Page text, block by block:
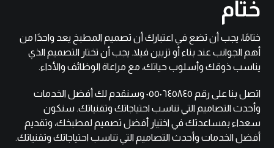
ختام
ختامًا، يجب أن تضع في اعتبارك أن تصميم المطبخ يعد واحدًا من
أهم الجوانب عند بناء أو تزيين فيلا. يجب أن تختار التصميم الذي
يناسب ذوقك وأسلوب حياتك، مع مراعاة الوظائف والأداء.
اتصل بنا على رقم ٠٥٥٠٦٤٥٨٤٥ وسنقدم لك أفضل الخدمات
وأحدث التصاميم التي تناسب احتياجاتك وتقنياتك. سنكون
سعداء بمساعدتك في اختيار أفضل تصميم لمطبخك، وتقديم
أفضل الخدمات وأحدث التصاميم التي تناسب احتياجاتك وتقنياتك.